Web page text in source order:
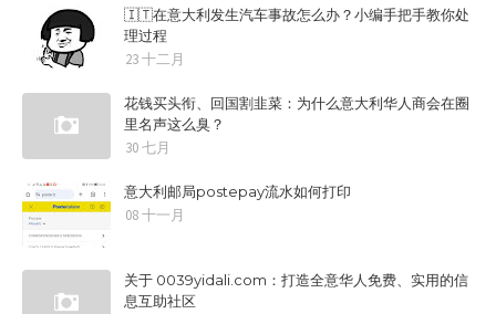
🇮🇹在意大利发生汽车事故怎么办？小编手把手教你处
理过程
23 十二月
花钱买头衔、回国割韭菜：为什么意大利华人商会在圈
里名声这么臭？
30 七月
意大利邮局postepay流水如何打印
08 十一月
关于 0039yidali.com：打造全意华人免费、实用的信
息互助社区